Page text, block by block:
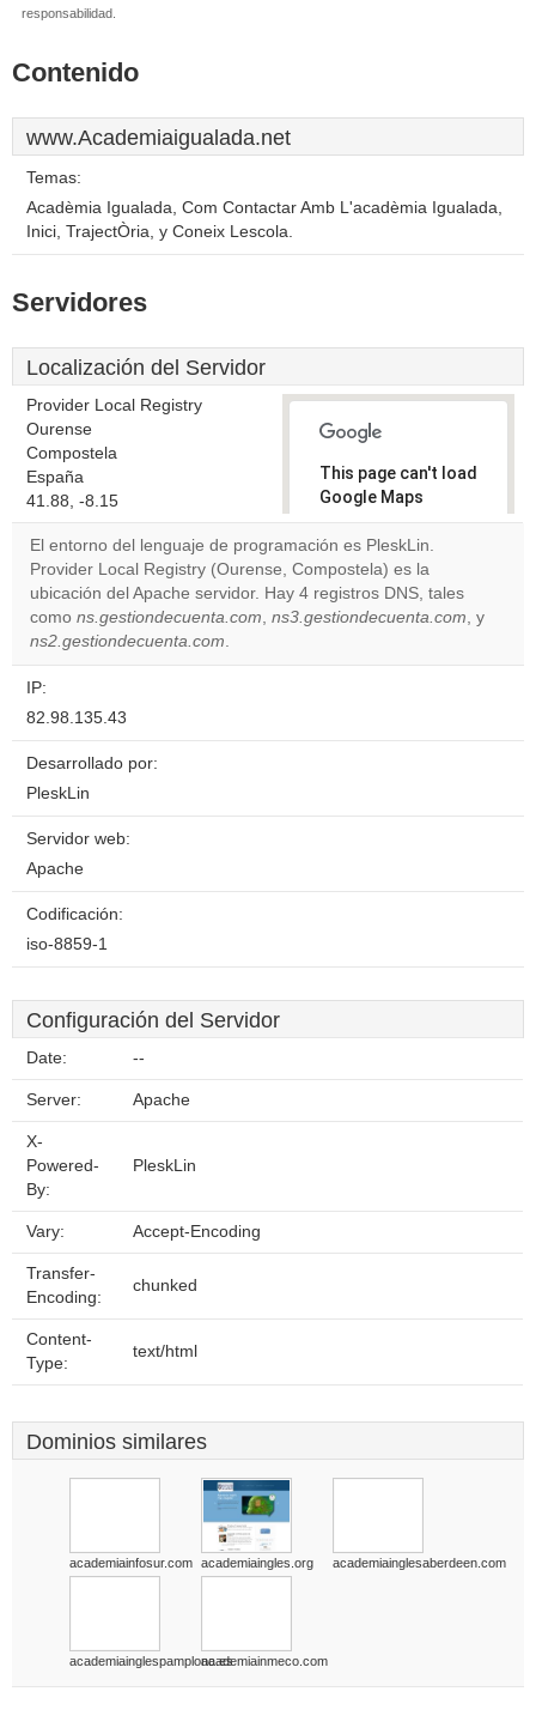
responsabilidad.
Contenido
www.Academiaigualada.net
Temas:
Acadèmia Igualada, Com Contactar Amb L'acadèmia Igualada,
Inici, TrajectÒria, y Coneix Lescola.
Servidores
Localización del Servidor
Provider Local Registry
Ourense
Compostela
España
41.88, -8.15
This page can't load
Google Maps
correctly.
Do you
own this
website?
OK
El entorno del lenguaje de programación es PleskLin.
Provider Local Registry (Ourense, Compostela) es la
ubicación del Apache servidor. Hay 4 registros DNS, tales
como ns.gestiondecuenta.com, ns3.gestiondecuenta.com, y
ns2.gestiondecuenta.com.
IP:
82.98.135.43
Desarrollado por:
PleskLin
Servidor web:
Apache
Codificación:
iso-8859-1
Configuración del Servidor
Date: --
Server: Apache
X-
Powered-
By:
PleskLin
Vary: Accept-Encoding
Transfer-
Encoding:
chunked
Content-
Type:
text/html
Dominios similares
academiainfosur.com academiaingles.org academiainglesaberdeen.com
academiainglespamplona.esacademiainmeco.com